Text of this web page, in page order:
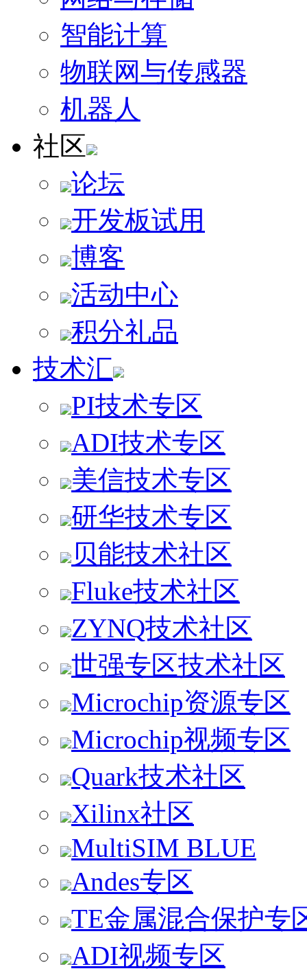
智能计算
物联网与传感器
机器人
社区
论坛
开发板试用
博客
活动中心
积分礼品
技术汇
PI技术专区
ADI技术专区
美信技术专区
研华技术专区
贝能技术社区
Fluke技术社区
ZYNQ技术社区
世强专区技术社区
Microchip资源专区
Microchip视频专区
Quark技术社区
Xilinx社区
MultiSIM BLUE
Andes专区
TE金属混合保护专
ADI视频专区